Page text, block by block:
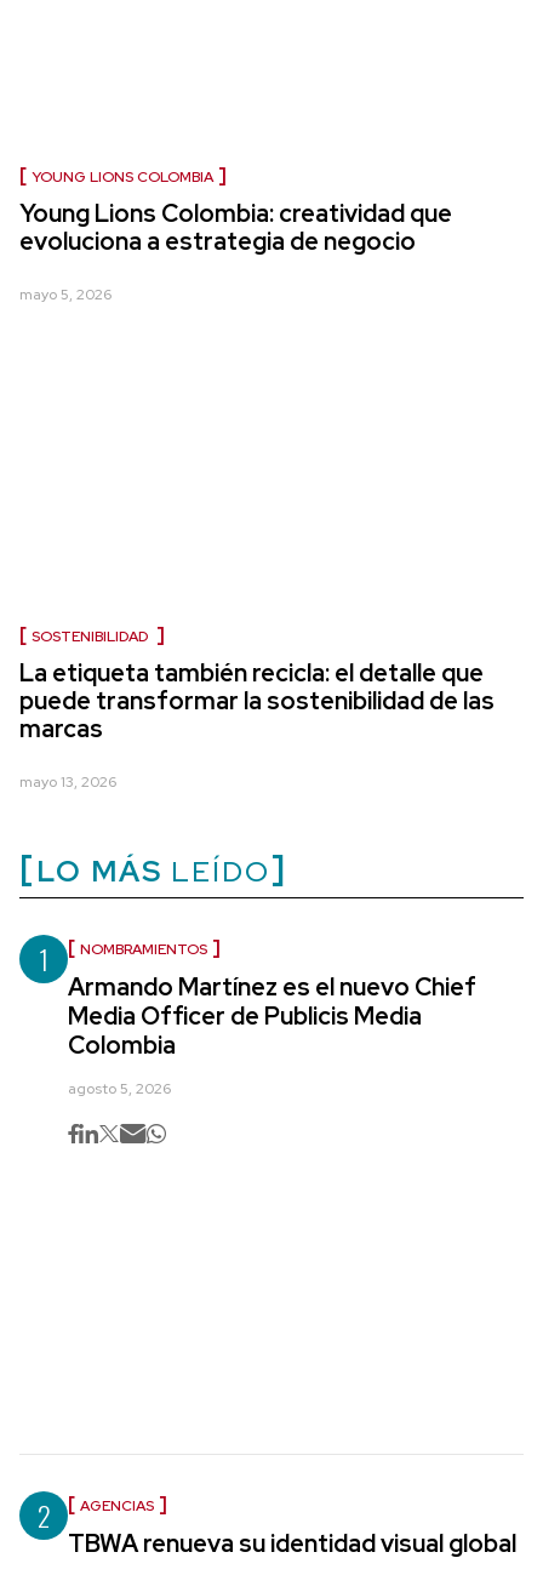
YOUNG LIONS COLOMBIA
Young Lions Colombia: creatividad que
evoluciona a estrategia de negocio
mayo 5, 2026
SOSTENIBILIDAD
La etiqueta también recicla: el detalle que
puede transformar la sostenibilidad de las
marcas
mayo 13, 2026
LO MÁS LEÍDO
1 NOMBRAMIENTOS
Armando Martínez es el nuevo Chief
Media Officer de Publicis Media
Colombia
agosto 5, 2026
2 AGENCIAS
TBWA renueva su identidad visual global